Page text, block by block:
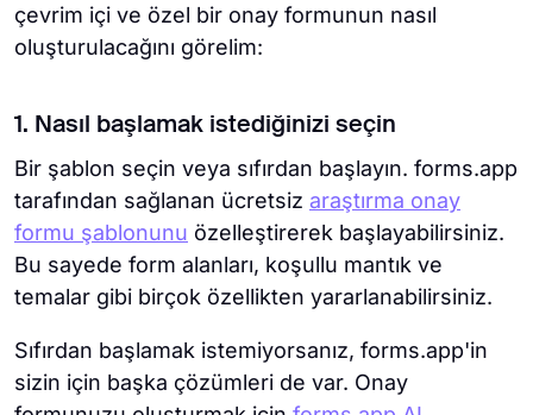
çevrim içi ve özel bir onay formunun nasıl
oluşturulacağını görelim:
1. Nasıl başlamak istediğinizi seçin
Bir şablon seçin veya sıfırdan başlayın. forms.app
tarafından sağlanan ücretsiz araştırma onay
formu şablonunu özelleştirerek başlayabilirsiniz.
Bu sayede form alanları, koşullu mantık ve
temalar gibi birçok özellikten yararlanabilirsiniz.
Sıfırdan başlamak istemiyorsanız, forms.app'in
sizin için başka çözümleri de var. Onay